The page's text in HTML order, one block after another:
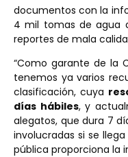
documentos con la
4 mil tomas de agua
reportes de mala
“Como garante de la
tenemos ya varios
clasificación, cuya
días hábiles, y
alegatos, que dura 7
involucradas si se
pública proporciona la